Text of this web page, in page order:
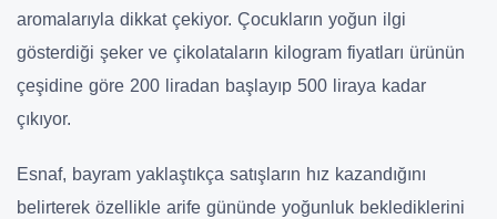
aromalarıyla dikkat çekiyor. Çocukların yoğun ilgi
gösterdiği şeker ve çikolataların kilogram fiyatları ürünün
çeşidine göre 200 liradan başlayıp 500 liraya kadar
çıkıyor.
Esnaf, bayram yaklaştıkça satışların hız kazandığını
belirterek özellikle arife gününde yoğunluk beklediklerini